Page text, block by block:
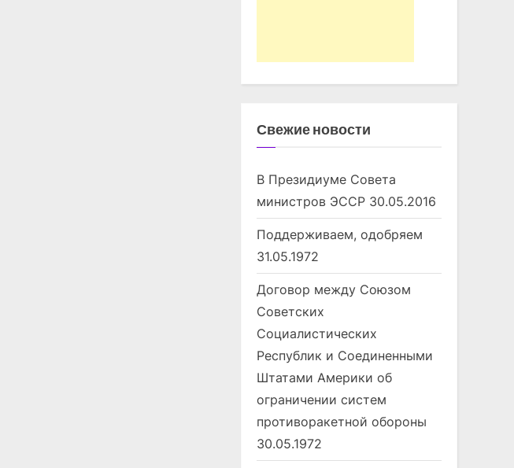
Свежие новости
В Президиуме Совета
министров ЭССР 30.05.2016
Поддерживаем, одобряем
31.05.1972
Договор между Союзом
Советских
Социалистических
Республик и Соединенными
Штатами Америки об
ограничении систем
противоракетной обороны
30.05.1972